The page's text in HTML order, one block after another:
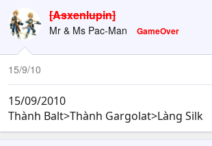
[Asxenlupin]
Mr & Ms Pac-Man GameOver
15/9/10
15/09/2010
Thành Balt>Thành Gargolat>Làng Silk